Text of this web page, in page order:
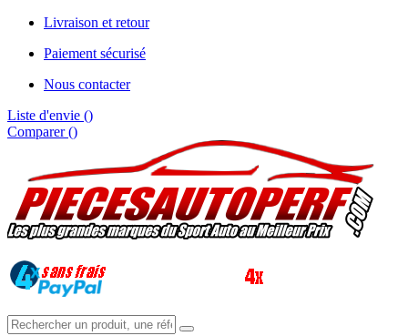
Livraison et retour
Paiement sécurisé
Nous contacter
Liste d'envie ()
Comparer ()